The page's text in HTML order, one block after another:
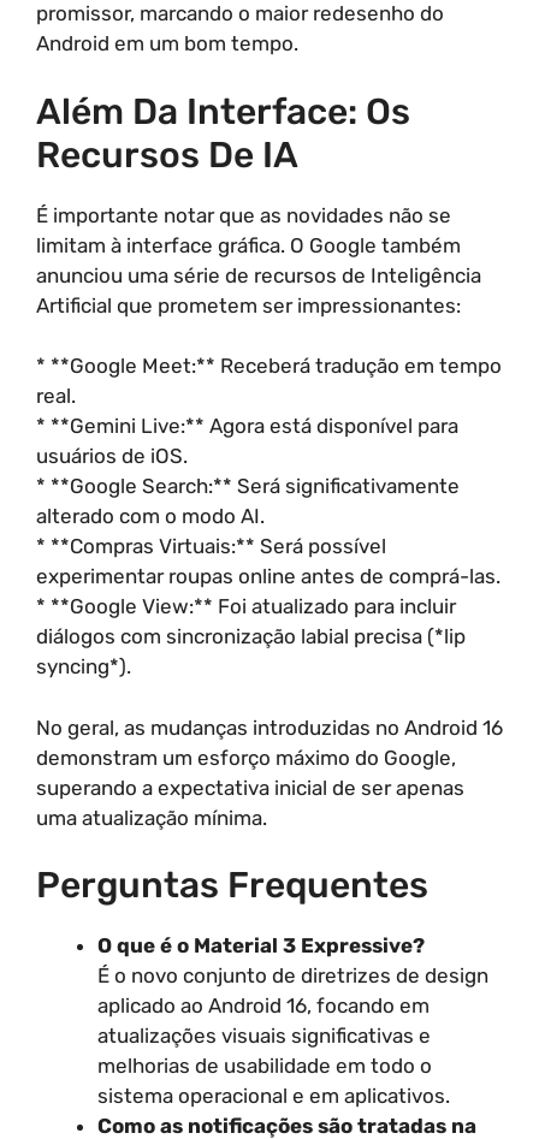
promissor, marcando o maior redesenho do
Android em um bom tempo.
Além Da Interface: Os
Recursos De IA
É importante notar que as novidades não se
limitam à interface gráfica. O Google também
anunciou uma série de recursos de Inteligência
Artificial que prometem ser impressionantes:
* **Google Meet:** Receberá tradução em tempo
real.
* **Gemini Live:** Agora está disponível para
usuários de iOS.
* **Google Search:** Será significativamente
alterado com o modo AI.
* **Compras Virtuais:** Será possível
experimentar roupas online antes de comprá-las.
* **Google View:** Foi atualizado para incluir
diálogos com sincronização labial precisa (*lip
syncing*).
No geral, as mudanças introduzidas no Android 16
demonstram um esforço máximo do Google,
superando a expectativa inicial de ser apenas
uma atualização mínima.
Perguntas Frequentes
O que é o Material 3 Expressive?
É o novo conjunto de diretrizes de design
aplicado ao Android 16, focando em
atualizações visuais significativas e
melhorias de usabilidade em todo o
sistema operacional e em aplicativos.
Como as notificações são tratadas na